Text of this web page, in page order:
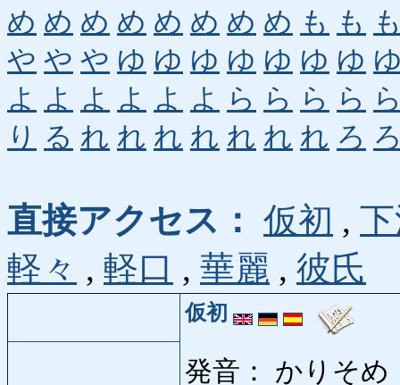
め め め め め め め め も も
や や や ゆ ゆ ゆ ゆ ゆ ゆ ゆ
よ よ よ よ よ よ ら ら ら ら
り る れ れ れ れ れ れ れ ろ
直接アクセス： 仮初 ,
軽々 , 軽口 , 華麗 , 彼氏
仮初
発音： かりそめ